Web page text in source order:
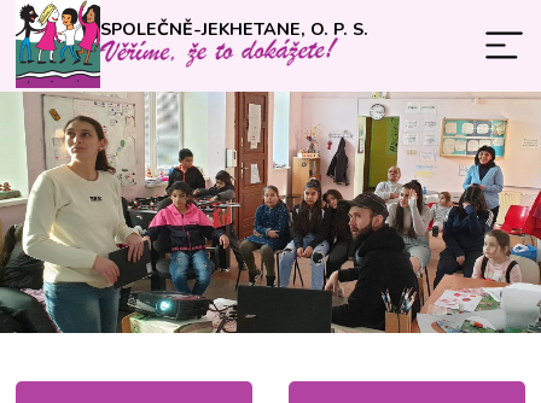
SPOLEČNĚ-JEKHETANE, O. P. S.